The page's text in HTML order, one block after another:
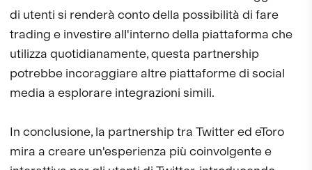
di utenti si renderà conto della possibilità di fare
trading e investire all'interno della piattaforma che
utilizza quotidianamente, questa partnership
potrebbe incoraggiare altre piattaforme di social
media a esplorare integrazioni simili.
In conclusione, la partnership tra Twitter ed eToro
mira a creare un'esperienza più coinvolgente e